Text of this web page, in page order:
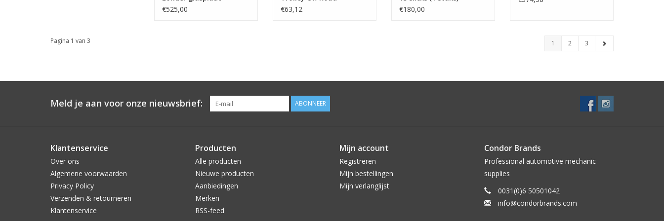
€525,00
€63,12
€180,00
Pagina 1 van 3 1 2 3
Meld je aan voor onze nieuwsbrief: ABONNEER
Klantenservice
Over ons
Algemene voorwaarden
Privacy Policy
Verzenden & retourneren
Klantenservice
Producten
Alle producten
Nieuwe producten
Aanbiedingen
Merken
RSS-feed
Mijn account
Registreren
Mijn bestellingen
Mijn verlanglijst
Condor Brands
Professional automotive mechanic
supplies
0031(0)6 50501042
info@condorbrands.com